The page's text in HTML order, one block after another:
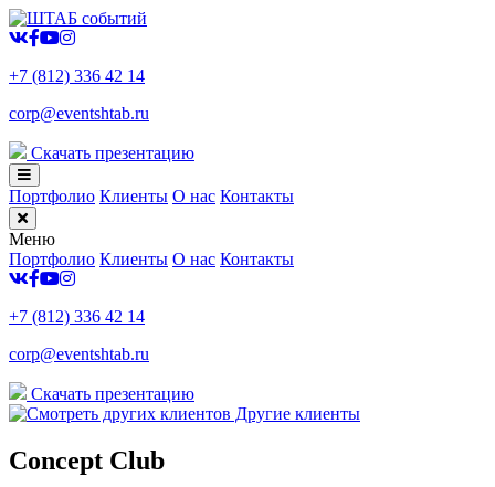
+7 (812) 336 42 14
corp@eventshtab.ru
Скачать презентацию
Портфолио Клиенты О нас Контакты
Меню
Портфолио Клиенты О нас Контакты
+7 (812) 336 42 14
corp@eventshtab.ru
Скачать презентацию
Другие клиенты
Concept Club